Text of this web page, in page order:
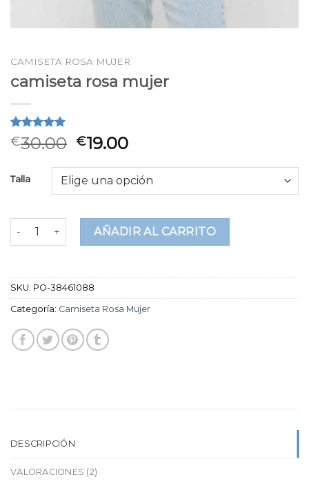
CAMISETA ROSA MUJER
camiseta rosa mujer
Valorado
5.00sobre
2
puntuaciones
de clientes
€30.00 €19.00
Talla
camiseta rosa mujer cantidadAÑADIR AL CARRITO
SKU: PO-38461088
Categoría: Camiseta Rosa Mujer
DESCRIPCIÓN
VALORACIONES (2)